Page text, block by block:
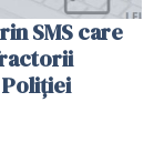
SMS care